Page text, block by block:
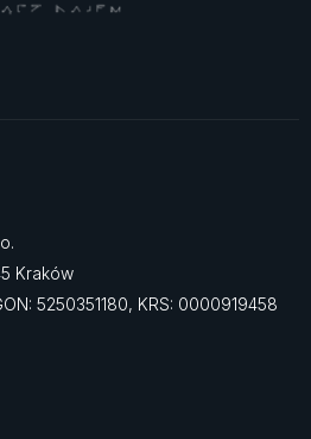
Kraków
5250351180, KRS: 0000919458